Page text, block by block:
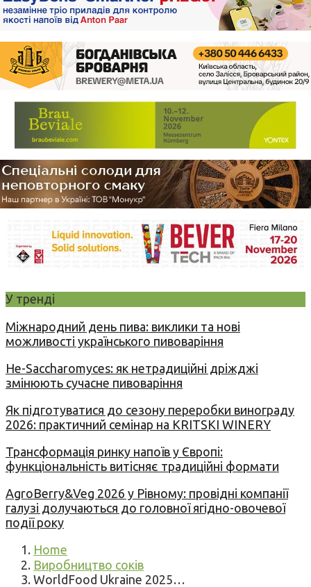
У тренді
Міжнародний день пива: виклики та нові
можливості українського пивоваріння
Не-Saccharomyces: як нетрадиційні дріжджі
змінюють сучасне пивоваріння
Як підготуватися до сезону переробки винограду
2026: практичний семінар на KRITSKI WINERY
Трансформація ринку напоїв у Європі:
функціональність витісняє традиційні формати
AgroBerry&Veg 2026 у Рівному: провідні компанії
галузі долучаються до головної ягідно-овочевої
події року
Home
Виробництво соків
WorldFood Ukraine 2025…